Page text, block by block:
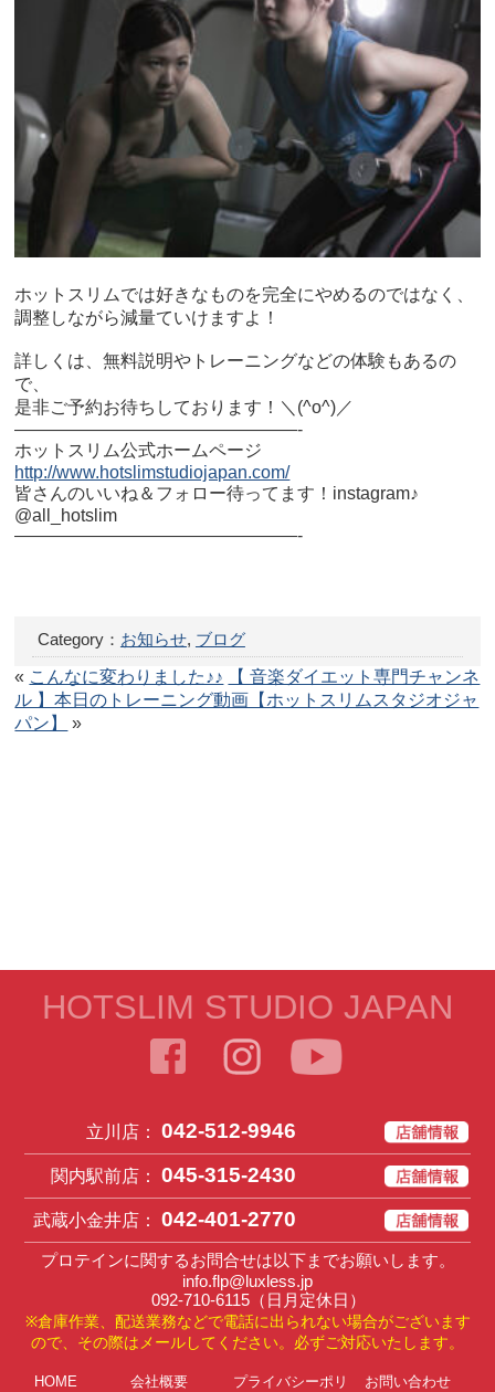
ホットスリムでは好きなものを完全にやめるのではなく、
調整しながら減量ていけますよ！
詳しくは、無料説明やトレーニングなどの体験もあるの
で、
是非ご予約お待ちしております！＼(^o^)／
————————————————-
ホットスリム公式ホームページ
http://www.hotslimstudiojapan.com/
皆さんのいいね＆フォロー待ってます！instagram♪
@all_hotslim
————————————————-
Category： お知らせ, ブログ
« こんなに変わりました♪♪
【 音楽ダイエット専門チャンネ
ル 】本日のトレーニング動画【ホットスリムスタジオジャ
パン】
»
HOTSLIM STUDIO JAPAN
立川店： 042-512-9946
関内駅前店： 045-315-2430
武蔵小金井店： 042-401-2770
プロテインに関するお問合せは以下までお願いします。
info.flp@luxless.jp
092-710-6115（日月定休日）
※倉庫作業、配送業務などで電話に出られない場合がございます
ので、その際はメールしてください。必ずご対応いたします。
HOME 会社概要 プライバシーポリ お問い合わせ